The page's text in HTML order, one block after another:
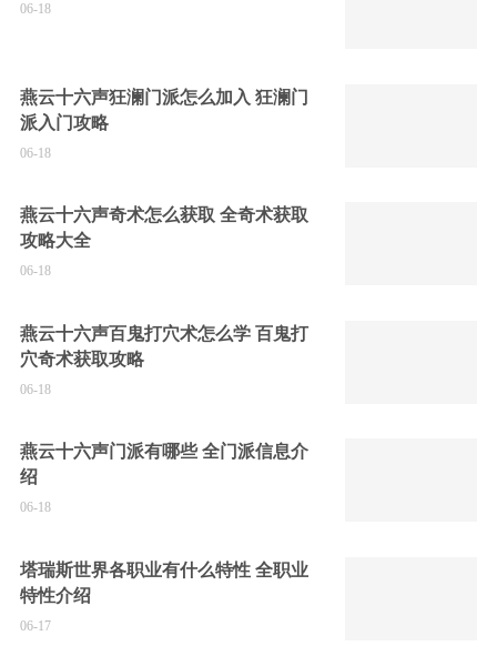
06-18
燕云十六声狂澜门派怎么加入 狂澜门
派入门攻略
06-18
燕云十六声奇术怎么获取 全奇术获取
攻略大全
06-18
燕云十六声百鬼打穴术怎么学 百鬼打
穴奇术获取攻略
06-18
燕云十六声门派有哪些 全门派信息介
绍
06-18
塔瑞斯世界各职业有什么特性 全职业
特性介绍
06-17